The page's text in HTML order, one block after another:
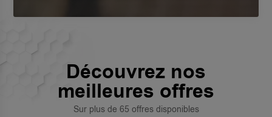
Découvrez nos
meilleures offres
Sur plus de 65 offres disponibles